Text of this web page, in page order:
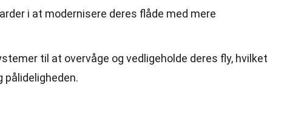
i at modernisere deres flåde med mere
til at overvåge og vedligeholde deres fly, hvilket
pålideligheden.